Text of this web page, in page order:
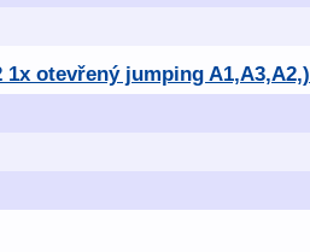
1x otevřený jumping A1,A3,A2,)